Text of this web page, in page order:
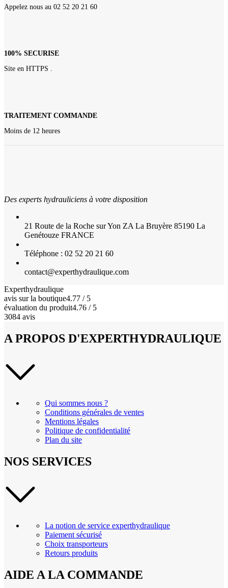
Appelez nous au 02 52 20 21 60
100% SECURISE
Site en HTTPS .
TRAITEMENT COMMANDE
Moins de 12 heures
Des experts hydrauliciens à votre disposition
21 Route de la Roche sur Yon ZA La Bruyère 85190 La
Genétouze FRANCE
Téléphone : 02 52 20 21 60
contact@experthydraulique.com
Experthydraulique
avis sur la boutique4.77 / 5
évaluation du produit4.76 / 5
3084 avis
A PROPOS D'EXPERTHYDRAULIQUE
Qui sommes nous ?
Conditions générales de ventes
Mentions légales
Politique de confidentialité
Plan du site
NOS SERVICES
La notion de service experthydraulique
Paiement sécurisé
Choix transporteurs
Retours produits
AIDE A LA COMMANDE